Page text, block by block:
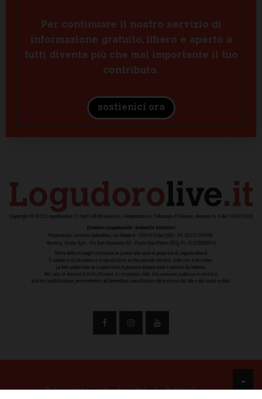
Per continuare il nostro servizio di
informazione gratuito, libero e aperto a
tutti diventa più che mai importante il tuo
contributo.
sostienici ora
© Copyright Logudorolive 2024 | Pubblicità